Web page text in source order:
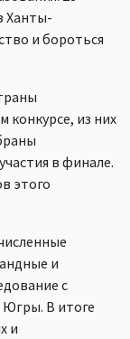
Ханты-
и бороться
конкурсе, из них
в финале.
этого
и
с
В итоге
и